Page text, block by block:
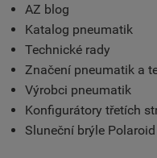
AZ blog
Katalog pneumatik
Technické rady
Značení pneumatik a
Výrobci pneumatik
Konfigurátory třetích
Sluneční brýle